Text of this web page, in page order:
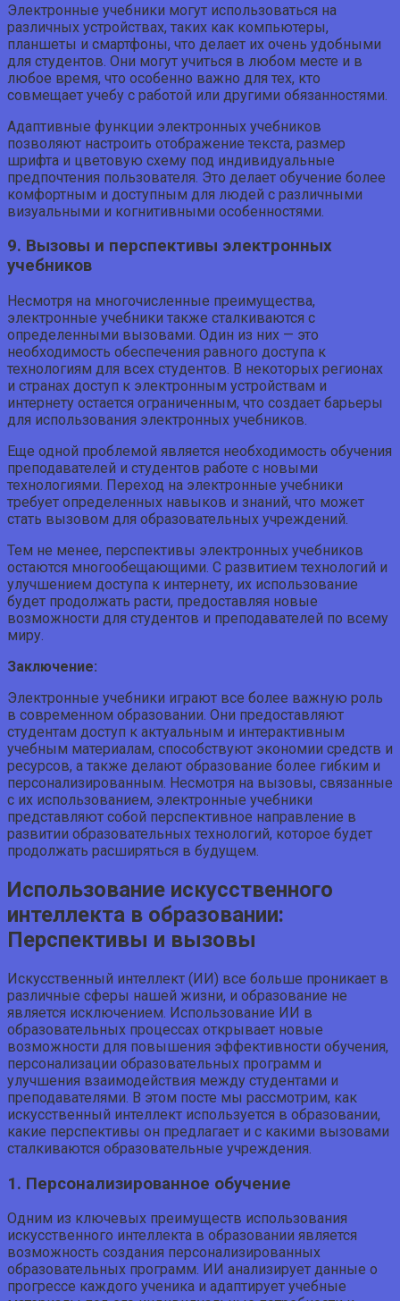
Электронные учебники могут использоваться на
различных устройствах, таких как компьютеры,
планшеты и смартфоны, что делает их очень удобными
для студентов. Они могут учиться в любом месте и в
любое время, что особенно важно для тех, кто
совмещает учебу с работой или другими обязанностями.
Адаптивные функции электронных учебников
позволяют настроить отображение текста, размер
шрифта и цветовую схему под индивидуальные
предпочтения пользователя. Это делает обучение более
комфортным и доступным для людей с различными
визуальными и когнитивными особенностями.
9. Вызовы и перспективы электронных
учебников
Несмотря на многочисленные преимущества,
электронные учебники также сталкиваются с
определенными вызовами. Один из них — это
необходимость обеспечения равного доступа к
технологиям для всех студентов. В некоторых регионах
и странах доступ к электронным устройствам и
интернету остается ограниченным, что создает барьеры
для использования электронных учебников.
Еще одной проблемой является необходимость обучения
преподавателей и студентов работе с новыми
технологиями. Переход на электронные учебники
требует определенных навыков и знаний, что может
стать вызовом для образовательных учреждений.
Тем не менее, перспективы электронных учебников
остаются многообещающими. С развитием технологий и
улучшением доступа к интернету, их использование
будет продолжать расти, предоставляя новые
возможности для студентов и преподавателей по всему
миру.
Заключение:
Электронные учебники играют все более важную роль
в современном образовании. Они предоставляют
студентам доступ к актуальным и интерактивным
учебным материалам, способствуют экономии средств и
ресурсов, а также делают образование более гибким и
персонализированным. Несмотря на вызовы, связанные
с их использованием, электронные учебники
представляют собой перспективное направление в
развитии образовательных технологий, которое будет
продолжать расширяться в будущем.
Использование искусственного
интеллекта в образовании:
Перспективы и вызовы
Искусственный интеллект (ИИ) все больше проникает в
различные сферы нашей жизни, и образование не
является исключением. Использование ИИ в
образовательных процессах открывает новые
возможности для повышения эффективности обучения,
персонализации образовательных программ и
улучшения взаимодействия между студентами и
преподавателями. В этом посте мы рассмотрим, как
искусственный интеллект используется в образовании,
какие перспективы он предлагает и с какими вызовами
сталкиваются образовательные учреждения.
1. Персонализированное обучение
Одним из ключевых преимуществ использования
искусственного интеллекта в образовании является
возможность создания персонализированных
образовательных программ. ИИ анализирует данные о
прогрессе каждого ученика и адаптирует учебные